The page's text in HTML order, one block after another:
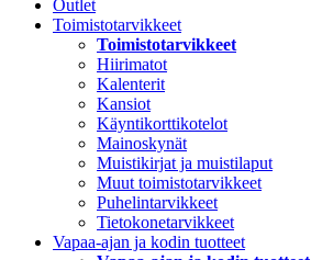
Outlet
Toimistotarvikkeet
Toimistotarvikkeet
Hiirimatot
Kalenterit
Kansiot
Käyntikorttikotelot
Mainoskynät
Muistikirjat ja muistilaput
Muut toimistotarvikkeet
Puhelintarvikkeet
Tietokonetarvikkeet
Vapaa-ajan ja kodin tuotteet